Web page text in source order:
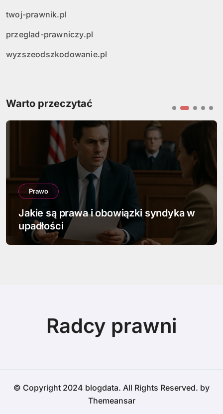
twoj-prawnik.pl
przeglad-prawniczy.pl
wyzszeodszkodowanie.pl
Warto przeczytać
Prawo
Jakie są prawa i obowiązki syndyka w
upadłości
Radcy prawni
© Copyright 2024 blogdata. All Rights Reserved. by
Themeansar